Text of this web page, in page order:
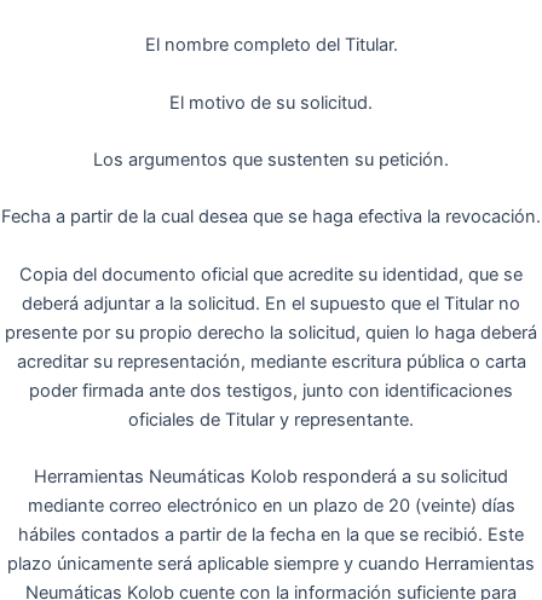
El nombre completo del Titular.
El motivo de su solicitud.
Los argumentos que sustenten su petición.
Fecha a partir de la cual desea que se haga efectiva la revocación.
Copia del documento oficial que acredite su identidad, que se
deberá adjuntar a la solicitud. En el supuesto que el Titular no
presente por su propio derecho la solicitud, quien lo haga deberá
acreditar su representación, mediante escritura pública o carta
poder firmada ante dos testigos, junto con identificaciones
oficiales de Titular y representante.
Herramientas Neumáticas Kolob responderá a su solicitud
mediante correo electrónico en un plazo de 20 (veinte) días
hábiles contados a partir de la fecha en la que se recibió. Este
plazo únicamente será aplicable siempre y cuando Herramientas
Neumáticas Kolob cuente con la información suficiente para